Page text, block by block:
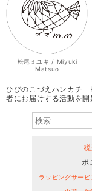
松尾ミユキ / Miyuki
Matsuo
ひびのこづえハンカチ
者にお届けする活動を開
ポ
ラッピングサー